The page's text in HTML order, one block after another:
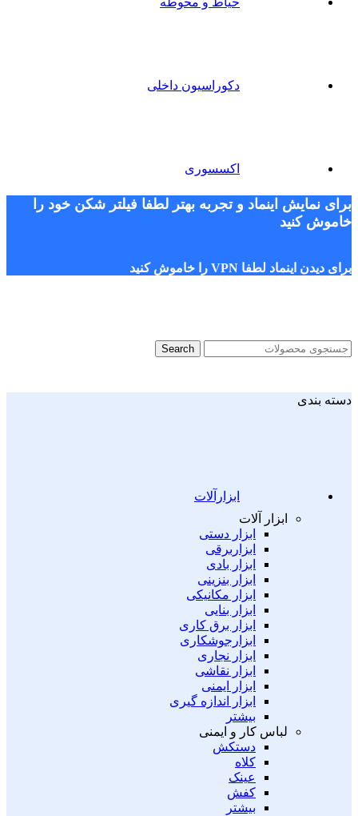
دکوراسیون داخلی
اکسسوری
برای نمایش اینماد و تجربه بهتر لطفا فیلتر شکن خود را
خاموش کنید
برای دیدن اینماد لطفا VPN را خاموش کنید
Search
دسته بندی
ابزارآلات
ابزار آلات
ابزار دستی
ابزاربرقی
ابزار بادی
ابزار بنزینی
ابزار مکانیکی
ابزار بنایی
ابزار برق کاری
ابزارجوشکاری
ابزار نجاری
ابزار نقاشی
ابزار ایمنی
ابزار اندازه گیری
بیشتر
لباس کار و ایمنی
دستکش
کلاه
عینک
کفش
بیشتر